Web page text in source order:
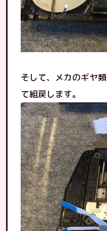
そして、メカのギヤ
て組戻します。